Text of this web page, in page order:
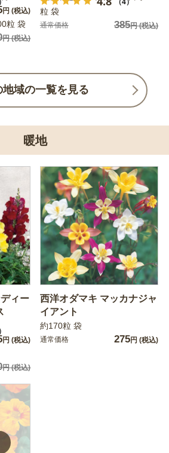
円 (税込)
粒 袋
円(税込)
粒 袋
通常価格 385円(税込)
地域の一覧を見る
暖地
ィー
円 (税込)
円(税込)
西洋オダマキ マッカナジャ
イアント
約170粒 袋
通常価格 275円 (税込)